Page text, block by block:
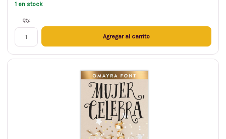
1 en stock
Qty.
Agregar al carrito